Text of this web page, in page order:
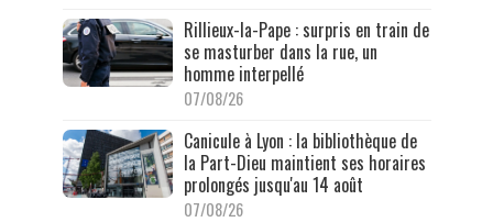
Rillieux-la-Pape : surpris en train de
se masturber dans la rue, un
homme interpellé
07/08/26
Canicule à Lyon : la bibliothèque de
la Part-Dieu maintient ses horaires
prolongés jusqu'au 14 août
07/08/26